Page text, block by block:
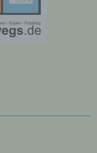
für die
Verarbeitung
entscheidet.
vorgegeben,